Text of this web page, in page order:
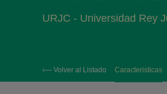
URJC - Universidad Rey
‹— Volver al Listado Caracteristicas